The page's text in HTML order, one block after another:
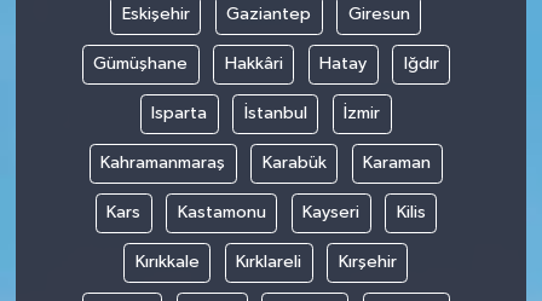
Eskişehir Gaziantep Giresun
Gümüşhane Hakkâri Hatay Iğdır
Isparta İstanbul İzmir
Kahramanmaraş Karabük Karaman
Kars Kastamonu Kayseri Kilis
Kırıkkale Kırklareli Kırşehir